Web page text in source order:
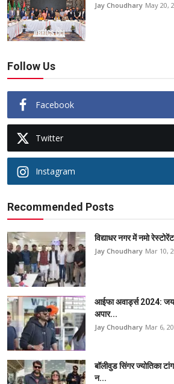
Jay Choudhary May 20,
Follow Us
Facebook
Twitter
Instagram
Recommended Posts
विद्याधर नगर में नमो
Jay Choudhary Mar 10,
आईफा अवार्ड्स 2024:
अपार...
Jay Choudhary Mar 6,
बॉलीवुड सिंगर ज्योतिका
न...